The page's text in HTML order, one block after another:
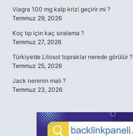
Viagra 100 mg kalp krizi geçirir mi ?
Temmuz 29, 2026
Koç tıp için kaç sıralama ?
Temmuz 27, 2026
Türkiye’de Litosol topraklar nerede görülür ?
Temmuz 25, 2026
Jack nerenin malı ?
Temmuz 23, 2026